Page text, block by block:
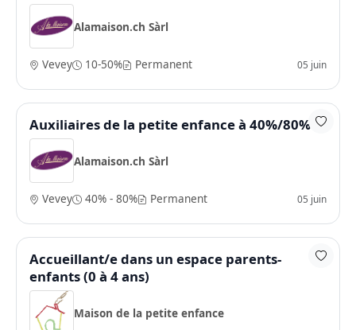
Alamaison.ch Sàrl
Vevey 10-50% Permanent 05 juin
Auxiliaires de la petite enfance à 40%/80%
Alamaison.ch Sàrl
Vevey 40% - 80% Permanent 05 juin
Accueillant/e dans un espace parents-
enfants (0 à 4 ans)
Maison de la petite enfance